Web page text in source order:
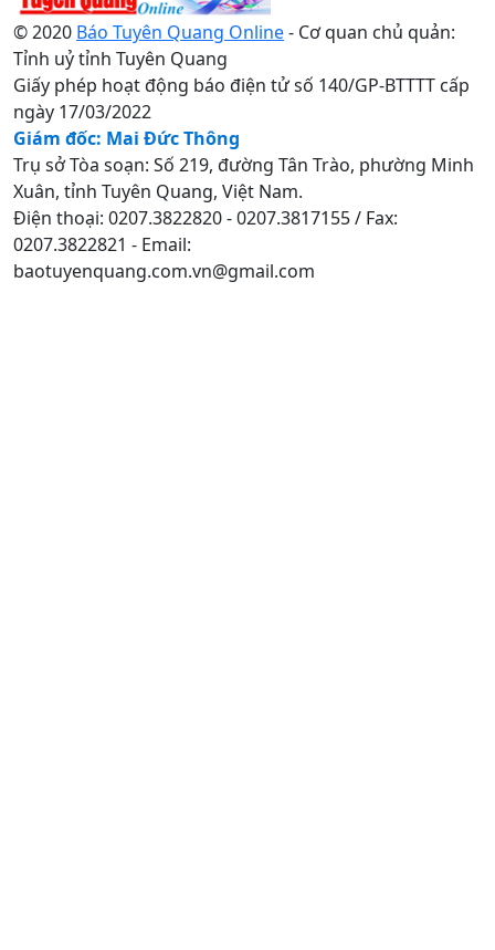
© 2020 Báo Tuyên Quang Online- Cơ quan chủ quản:
Tỉnh uỷ tỉnh Tuyên Quang
Giấy phép hoạt động báo điện tử số 140/GP-BTTTT cấp
ngày 17/03/2022
Giám đốc: Mai Đức Thông
Trụ sở Tòa soạn: Số 219, đường Tân Trào, phường Minh
Xuân, tỉnh Tuyên Quang, Việt Nam.
Điện thoại: 0207.3822820 - 0207.3817155 / Fax:
0207.3822821 - Email:
baotuyenquang.com.vn@gmail.com